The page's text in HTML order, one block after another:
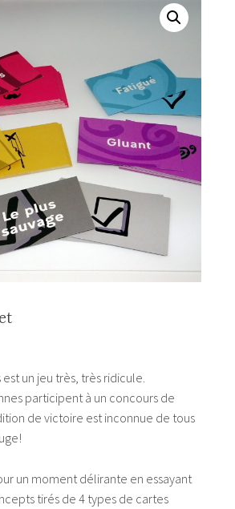
un jeu très, très ridicule.
participent à un concours de
de victoire est inconnue de tous
un moment délirante en essayant
tirés de 4 types de cartes